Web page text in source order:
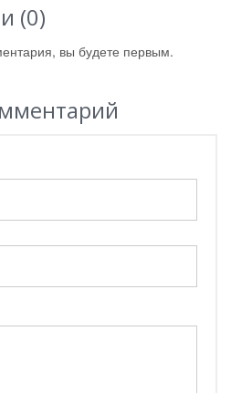
(0)
вы будете первым.